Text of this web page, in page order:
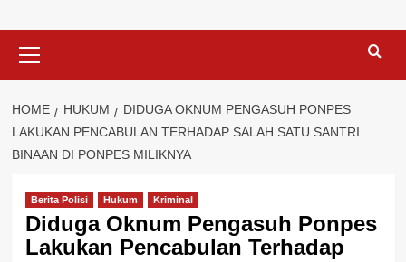
Menu
HOME HUKUM
DIDUGA OKNUM PENGASUH PONPES
LAKUKAN PENCABULAN TERHADAP SALAH SATU SANTRI
BINAAN DI PONPES MILIKNYA
Berita Polisi Hukum Kriminal
Diduga Oknum Pengasuh Ponpes
Lakukan Pencabulan Terhadap